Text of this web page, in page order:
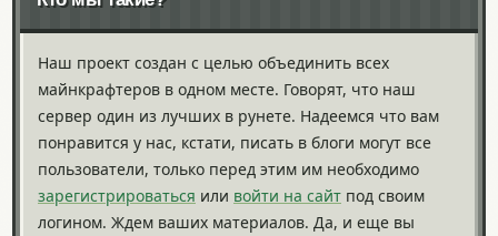
Наш проект создан с целью объединить всех
майнкрафтеров в одном месте. Говорят, что наш
сервер один из лучших в рунете. Надеемся что вам
понравится у нас, кстати, писать в блоги могут все
пользователи, только перед этим им необходимо
зарегистрироваться или войти на сайт под своим
логином. Ждем ваших материалов. Да, и еще вы